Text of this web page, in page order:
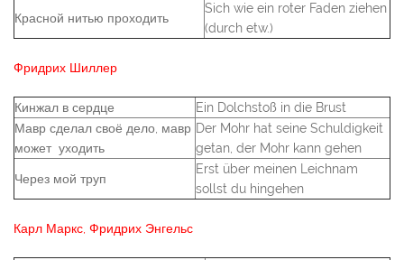
Красной нитью проходить
Sich wie ein roter Faden ziehen
(durch etw.)
Фридрих Шиллер
Кинжал в сердце
Ein Dolchstoß in die Brust
Мавр сделал своё дело, мавр
может уходить
Der Mohr hat seine Schuldigkeit
getan, der Mohr kann gehen
Через мой труп
Erst über meinen Leichnam
sollst du hingehen
Карл Маркс, Фридрих Энгельс